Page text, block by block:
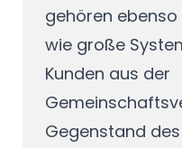
gehören
wie große
Kunden aus der
Gegenstand